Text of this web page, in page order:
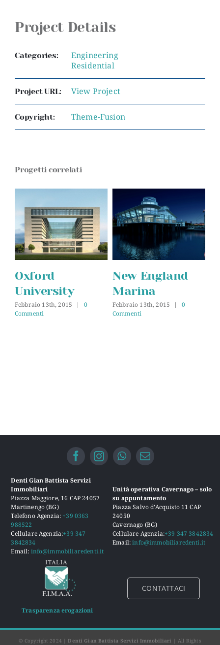
Project Details
Categories:
Engineering
Residential
Project URL: View Project
Copyright: Theme-Fusion
Progetti correlati
Oxford
University
Febbraio 13th, 2015 |
0
Commenti
New England
Marina
Febbraio 13th, 2015 |
0
Commenti
Denti Gian Battista Servizi
Immobiliari
Piazza Maggiore, 16 CAP 24057
Martinengo (BG)
Telefono Agenzia: +39 0363
988522
Cellulare Agenzia:+39 347
3842834
Email: info@immobiliaredenti.it
Unità operativa Cavernago – solo
su appuntamento
Piazza Salvo d’Acquisto 11 CAP
24050
Cavernago (BG)
Cellulare Agenzia:+39 347 3842834
Email:info@immobiliaredenti.it
Trasparenza erogazioni
CONTATTACI
© Copyright 2024 | Denti Gian Battista Servizi Immobiliari | All Rights